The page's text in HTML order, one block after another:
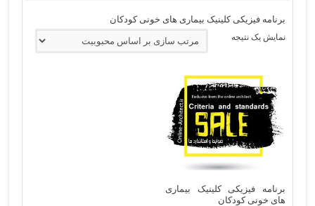
برنامه فیزیکی کلینیک بیماری های خونی کودکان
نمایش یک نتیجه
برنامه فیزیکی کلینیک بیماری
های خونی کودکان